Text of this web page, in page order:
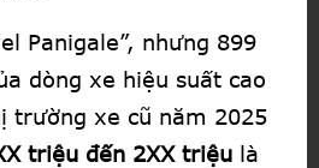
Panigale”, nhưng 899
dòng xe hiệu suất cao
trường xe cũ năm 2025
triệu đến 2XX triệu là